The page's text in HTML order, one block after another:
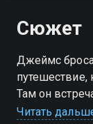
Сюжет
Джеймс
путешествие,
Там он
драматурга,
Читать